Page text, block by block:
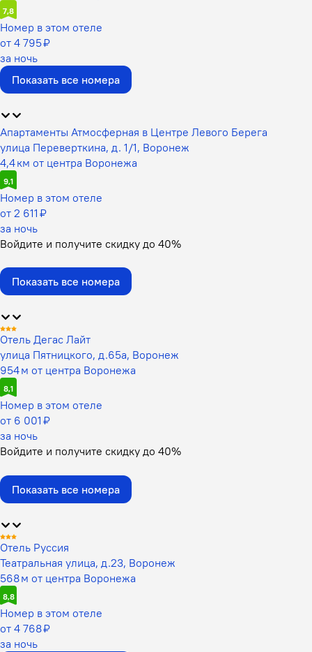
7,8
Номер в этом отеле
от 4 795 ₽
за ночь
Показать все номера
Апартаменты Атмосферная в Центре Левого Берега
улица Переверткина, д. 1/1, Воронеж
4,4 км от центра Воронежа
9,1
Номер в этом отеле
от 2 611 ₽
за ночь
Войдите и получите скидку до 40%
Показать все номера
Отель Дегас Лайт
улица Пятницкого, д.65а, Воронеж
954 м от центра Воронежа
8,1
Номер в этом отеле
от 6 001 ₽
за ночь
Войдите и получите скидку до 40%
Показать все номера
Отель Руссия
Театральная улица, д.23, Воронеж
568 м от центра Воронежа
8,8
Номер в этом отеле
от 4 768 ₽
за ночь